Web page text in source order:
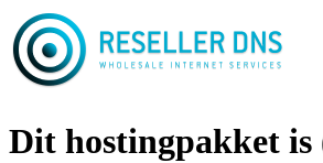
Dit hostingpakket